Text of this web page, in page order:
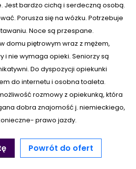
Jest bardzo cichą i serdeczną osobą.
Porusza się na wózku. Potrzebuje
Noce są przespane.
domu piętrowym wraz z mężem,
i nie wymaga opieki. Seniorzy są
Do dyspozycji opiekunki
do internetu i osobna toaleta.
rozmowy z opiekunką, która
dobra znajomość j. niemieckiego,
prawo jazdy.
Powrót do ofert